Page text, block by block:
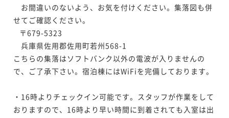
お間違いのないよう、お気を付けください。集落図も併
せてご確認ください。
兵庫県佐用郡佐用町若州568-1
こちらの集落はソフトバンク以外の電波が入りませんの
で、ご了承下さい。宿泊棟にはWiFiを完備しております。
・16時よりチェックイン可能です。スタッフが作業をして
おりますので、16時より早い時間に到着されても入室は出